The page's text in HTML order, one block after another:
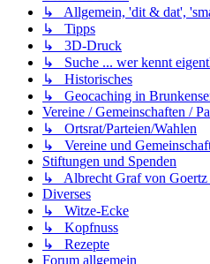
↳ Allgemein, 'dit & dat',
↳ Tipps
↳ 3D-Druck
↳ Suche ... wer kennt
↳ Historisches
↳ Geocaching in
Vereine / Gemeinschaften /
↳ Ortsrat/Parteien/Wahlen
↳ Vereine und
Stiftungen und Spenden
↳ Albrecht Graf von Goertz
Diverses
↳ Witze-Ecke
↳ Kopfnuss
↳ Rezepte
Forum allgemein